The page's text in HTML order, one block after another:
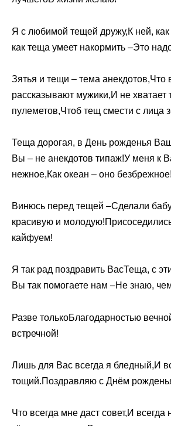
Я с любимой тещей дружу,К ней, как
как теща умеет накормить –Это
Зятья и тещи – тема анекдотов,Что
рассказывают мужики,И не хватает
пулеметов,Чтоб тещ смести с лица
Теща дорогая, в День рожденья
Вы – не анекдотов типаж!У меня к
нежное,Как океан – оно безбрежное!
Винюсь перед тещей –Сделали
красивую и
кайфуем!
Я так рад поздравить ВасТеща, с
Вы так помогаете нам –Не знаю,
Разве толькоБлагодарностью
встречной!
Лишь для Вас всегда я бледный,И
тощий.Поздравляю с Днём
Что всегда мне даст совет,И всегда